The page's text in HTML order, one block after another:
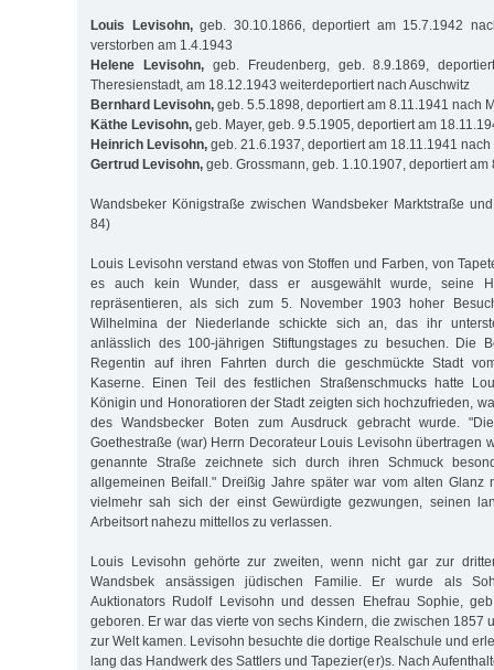
Louis Levisohn,geb. 30.10.1866, deportiert am 15.7.1942
verstorben am 1.4.1943
Helene Levisohn,geb. Freudenberg, geb. 8.9.1869,
Theresienstadt, am 18.12.1943 weiterdeportiert nach Auschwitz
Bernhard Levisohn, geb. 5.5.1898, deportiert am 8.11.1941 nach
Käthe Levisohn, geb. Mayer, geb. 9.5.1905, deportiert am
Heinrich Levisohn, geb. 21.6.1937, deportiert am 18.11.1941 nach
Gertrud Levisohn, geb. Grossmann, geb. 1.10.1907, deportiert am
Wandsbeker Königstraße zwischen Wandsbeker Marktstraße
84)
Louis Levisohn verstand etwas von Stoffen und Farben, von
es auch kein Wunder, dass er ausgewählt wurde, seine
repräsentieren, als sich zum 5. November 1903 hoher
Wilhelmina der Niederlande schickte sich an, das ihr
anlässlich des 100-jährigen Stiftungstages zu besuchen. Die
Regentin auf ihren Fahrten durch die geschmückte Stadt
Kaserne. Einen Teil des festlichen Straßenschmucks hatte
Königin und Honoratioren der Stadt zeigten sich hochzufrieden,
des Wandsbecker Boten zum Ausdruck gebracht wurde.
Goethestraße (war) Herrn Decorateur Louis Levisohn übertragen
genannte Straße zeichnete sich durch ihren Schmuck
allgemeinen Beifall." Dreißig Jahre später war vom alten Glanz
vielmehr sah sich der einst Gewürdigte gezwungen, seinen
Arbeitsort nahezu mittellos zu verlassen.
Louis Levisohn gehörte zur zweiten, wenn nicht gar zur
Wandsbek ansässigen jüdischen Familie. Er wurde als
Auktionators Rudolf Levisohn und dessen Ehefrau Sophie,
geboren. Er war das vierte von sechs Kindern, die zwischen 1857
zur Welt kamen. Levisohn besuchte die dortige Realschule und
lang das Handwerk des Sattlers und Tapezier(er)s. Nach